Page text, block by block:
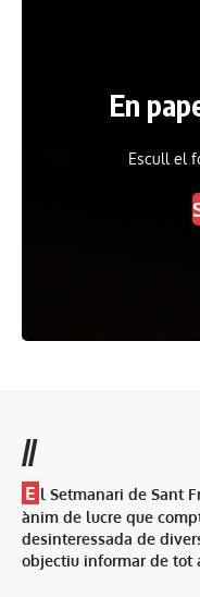
En
Escull el
//
E l Setmanari de Sant
ànim de lucre que
desinteressada de
objectiu informar de tot